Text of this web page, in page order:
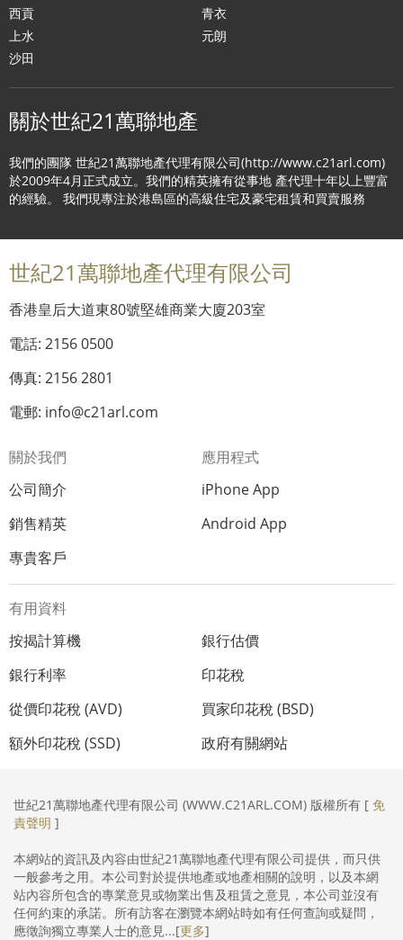
西貢
上水
沙田
青衣
元朗
關於世紀21萬聯地產
我們的團隊 世紀21萬聯地產代理有限公司(http://www.c21arl.com)
於2009年4月正式成立。我們的精英擁有從事地 產代理十年以上豐富
的經驗。 我們現專注於港島區的高級住宅及豪宅租賃和買賣服務
世紀21萬聯地產代理有限公司
香港皇后大道東80號堅雄商業大廈203室
電話: 2156 0500
傳真: 2156 2801
電郵: info@c21arl.com
關於我們
公司簡介
銷售精英
專貴客戶
應用程式
iPhone App
Android App
有用資料
按揭計算機
銀行估價
銀行利率
印花稅
從價印花稅 (AVD)
買家印花稅 (BSD)
額外印花稅 (SSD)
政府有關網站
世紀21萬聯地產代理有限公司 (WWW.C21ARL.COM) 版權所有 [ 免
責聲明 ]
本網站的資訊及內容由世紀21萬聯地產代理有限公司提供，而只供
一般參考之用。本公司對於提供地產或地產相關的說明，以及本網
站內容所包含的專業意見或物業出售及租賃之意見，本公司並沒有
任何約束的承諾。所有訪客在瀏覽本網站時如有任何查詢或疑問，
應徵詢獨立專業人士的意見...[更多]